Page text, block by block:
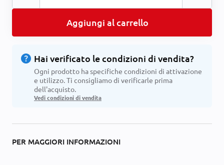
Aggiungi al carrello
help Hai verificato le condizioni di vendita?
Ogni prodotto ha specifiche condizioni di attivazione
e utilizzo. Ti consigliamo di verificarle prima
dell'acquisto.
Vedi condizioni di vendita
PER MAGGIORI INFORMAZIONI